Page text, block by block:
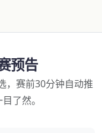
预告
，赛前30分钟自动推
了然。